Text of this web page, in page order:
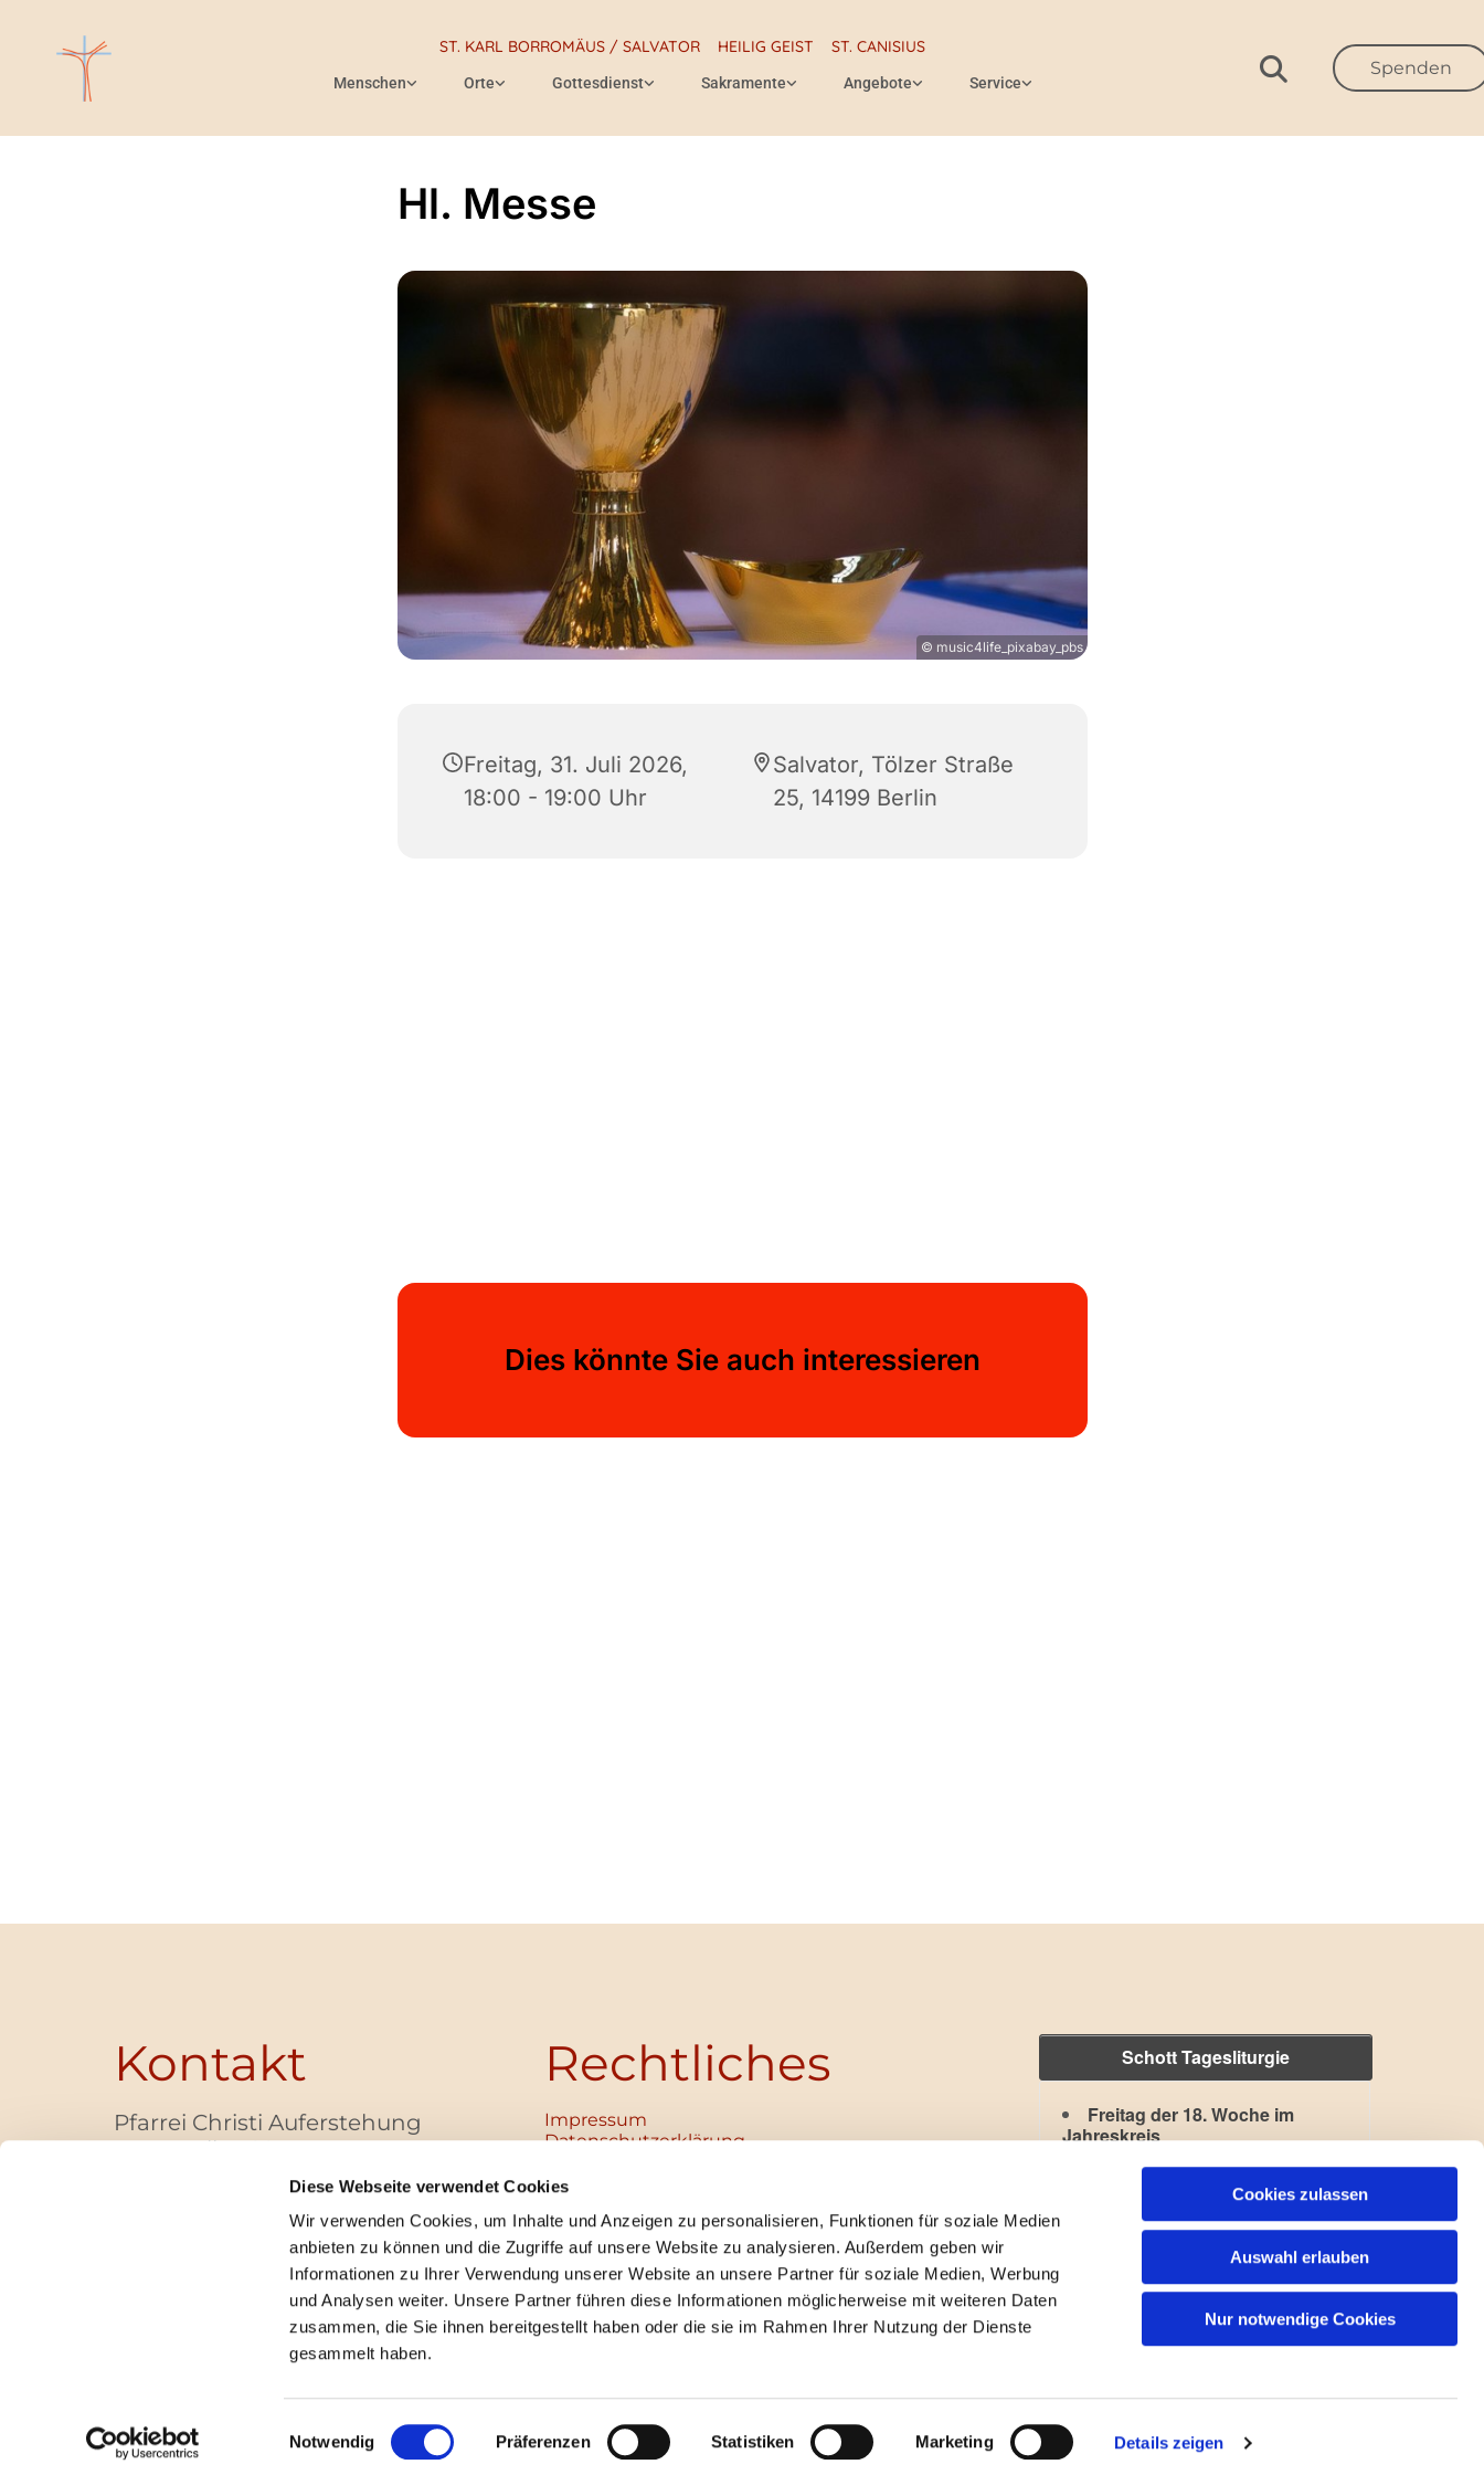
Diese Webseite verwendet Cookies
Wir verwenden Cookies, um Inhalte und Anzeigen zu personalisieren, Funktionen für soziale Medien
anbieten zu können und die Zugriffe auf unsere Website zu analysieren. Außerdem geben wir
Informationen zu Ihrer Verwendung unserer Website an unsere Partner für soziale Medien, Werbung
und Analysen weiter. Unsere Partner führen diese Informationen möglicherweise mit weiteren Daten
zusammen, die Sie ihnen bereitgestellt haben oder die sie im Rahmen Ihrer Nutzung der Dienste
gesammelt haben.
Einwilligungsauswahl
Notwendig Präferenzen Statistiken Marketing Details zeigen
Cookies zulassen
Auswahl erlauben
Nur notwendige Cookies
ST. KARL BORROMÄUS / SALVATOR HEILIG GEIST ST. CANISIUS
Menschen Orte Gottesdienst Sakramente Angebote Service
Spenden
Hl. Messe
© music4life_pixabay_pbs
Freitag, 31. Juli 2026,
18:00 - 19:00 Uhr
Salvator, Tölzer Straße
25, 14199 Berlin
Dies könnte Sie auch interessieren
Kontakt
Pfarrei Christi Auferstehung
Bayernallee 28
+49 (0)30 / 30 00 03 -40
pfarrbuero@christi-auferstehung.net
IBAN DE62 3706 0193 6006 9310 04
Rechtliches
Impressum
Datenschutz­erklärung
Institutionelles Schutzkonzept
Unabhängige Ansprechpersonen
Digitales Hinweisgebersystem
Schott Tagesliturgie
Freitag der 18. Woche im
Jahreskreis
Lesejahr: A II, Stb: II. Woche
Impressum ChurchDesk-Login